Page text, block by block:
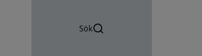
Sök